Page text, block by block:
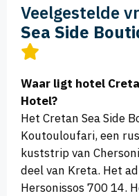
Veelgestelde
Sea Side
Waar ligt hotel
Hotel?
Het Cretan Sea Side
Koutouloufari, een
kuststrip van
deel van Kreta. Het
Hersonissos 700 14.